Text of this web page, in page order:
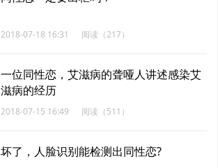
2018-07-18 16:31 阅读（217）
一位同性恋，艾滋病的聋哑人讲述感染艾
滋病的经历
2018-07-15 16:49 阅读（511）
坏了，人脸识别能检测出同性恋?